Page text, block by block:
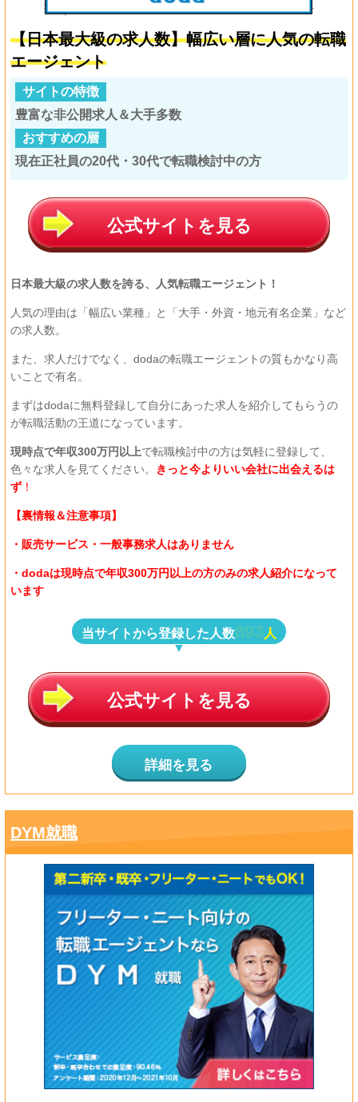
【日本最大級の求人数】幅広い層に人気の転職
エージェント
サイトの特徴
豊富な非公開求人＆大手多数
おすすめの層
現在正社員の20代・30代で転職検討中の方
公式サイトを見る
日本最大級の求人数を誇る、人気転職エージェント！
人気の理由は「幅広い業種」と「大手・外資・地元有名企業」など
の求人数。
また、求人だけでなく、dodaの転職エージェントの質もかなり高
いことで有名。
まずはdodaに無料登録して自分にあった求人を紹介してもらうの
が転職活動の王道になっています。
現時点で年収300万円以上で転職検討中の方は気軽に登録して、
色々な求人を見てください。
きっと今よりいい会社に出会えるは
ず ！
【裏情報＆注意事項】
・販売サービス・一般事務求人はありません
・dodaは現時点で年収300万円以上の方のみの求人紹介になって
います
当サイトから登録した人数893人
公式サイトを見る
詳細を見る
DYM就職